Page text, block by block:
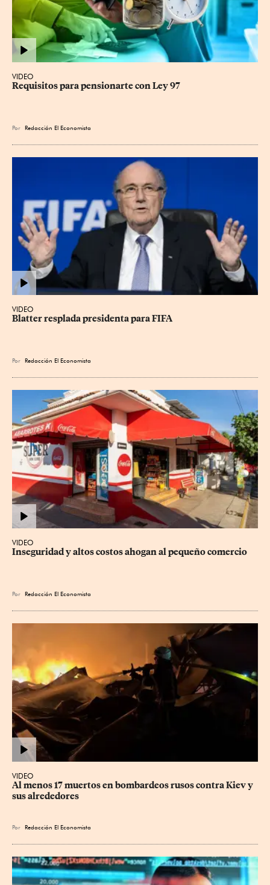
VIDEO
Requisitos para pensionarte con Ley 97
Por Redacción El Economista
VIDEO
Blatter resplada presidenta para FIFA
Por Redacción El Economista
VIDEO
Inseguridad y altos costos ahogan al pequeño comercio
Por Redacción El Economista
VIDEO
Al menos 17 muertos en bombardeos rusos contra Kiev y
sus alrededores
Por Redacción El Economista